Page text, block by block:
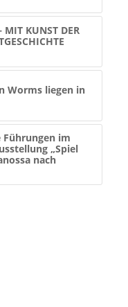
MIT KUNST DER
Worms liegen in
im
„Spiel
nach